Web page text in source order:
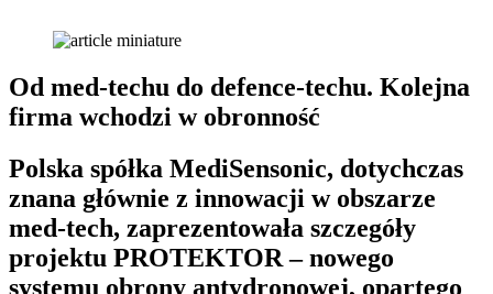
Od med-techu do defence-techu. Kolejna
firma wchodzi w obronność
Polska spółka MediSensonic, dotychczas
znana głównie z innowacji w obszarze
med-tech, zaprezentowała szczegóły
projektu PROTEKTOR – nowego
systemu obrony antydronowej, opartego